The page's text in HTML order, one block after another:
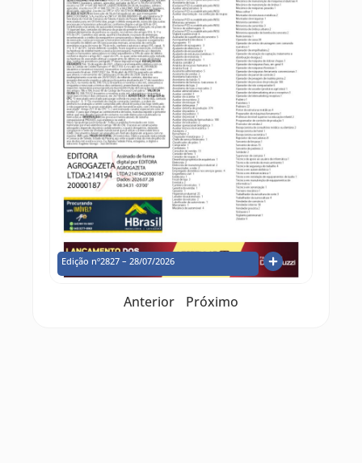
Edição nº2827 – 28/07/2026
Anterior Próximo